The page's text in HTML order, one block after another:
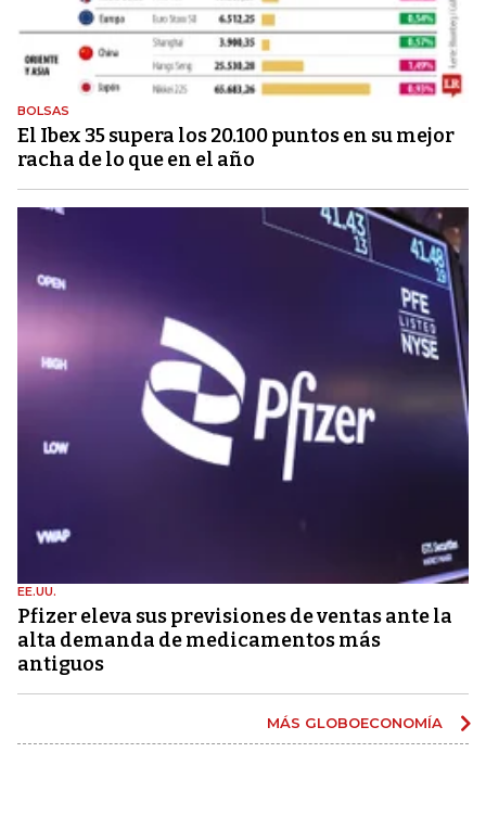
BOLSAS
El Ibex 35 supera los 20.100 puntos en su mejor
racha de lo que en el año
EE.UU.
Pfizer eleva sus previsiones de ventas ante la
alta demanda de medicamentos más
antiguos
MÁS GLOBOECONOMÍA